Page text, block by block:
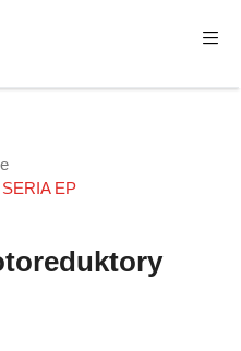
SERIA EP